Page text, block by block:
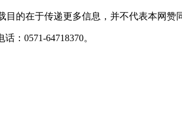
的在于传递更多信息，并不代表本网赞
：0571-64718370。